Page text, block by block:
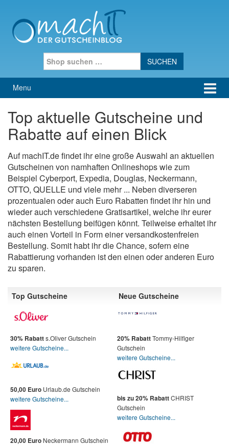
Menu
Top aktuelle Gutscheine und
Rabatte auf einen Blick
Auf machIT.de findet ihr eine große Auswahl an aktuellen
Gutscheinen von namhaften Onlineshops wie zum
Beispiel Cyberport, Expedia, Douglas, Neckermann,
OTTO, QUELLE und viele mehr ... Neben diverseren
prozentualen oder auch Euro Rabatten findet ihr hin und
wieder auch verschiedene Gratisartikel, welche ihr eurer
nächsten Bestellung beifügen könnt. Teilweise erhaltet ihr
auch einen Vorteil in Form einer versandkostenfreien
Bestellung. Somit habt ihr die Chance, sofern eine
Rabattierung vorhanden ist den einen oder anderen Euro
zu sparen.
Top Gutscheine
30% Rabatts.Oliver Gutschein
weitere Gutscheine...
50,00 Euro Urlaub.de Gutschein
weitere Gutscheine...
20,00 Euro Neckermann Gutschein
Neue Gutscheine
20% RabattTommy-Hilfiger
Gutschein
weitere Gutscheine...
bis zu 20% RabattCHRIST
Gutschein
weitere Gutscheine...